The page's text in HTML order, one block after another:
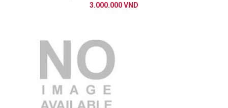
3.000.000 VND